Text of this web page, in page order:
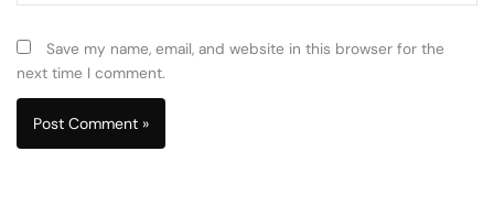
Save my name, email, and website in this browser for the
next time I comment.